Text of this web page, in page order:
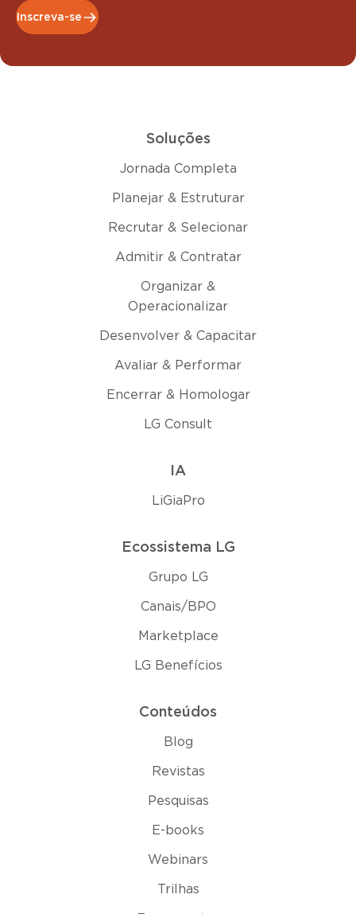
Inscreva-se
Soluções
Jornada Completa
Planejar & Estruturar
Recrutar & Selecionar
Admitir & Contratar
Organizar &
Operacionalizar
Desenvolver & Capacitar
Avaliar & Performar
Encerrar & Homologar
LG Consult
IA
LiGiaPro
Ecossistema LG
Grupo LG
Canais/BPO
Marketplace
LG Benefícios
Conteúdos
Blog
Revistas
Pesquisas
E-books
Webinars
Trilhas